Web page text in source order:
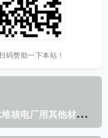
码赞助一下本站！
N
B/T 20008.8-2012 压水堆核电厂用其他材料第8部分: 镍-铬-铁合金热挤管.pdf